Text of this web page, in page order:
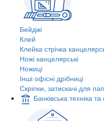
Бейджі
Клей
Клейка стрічка
Ножі канцелярські
Ножиці
Інші офісні дрібниці
Скріпки, затискачі для
Банківська техніка